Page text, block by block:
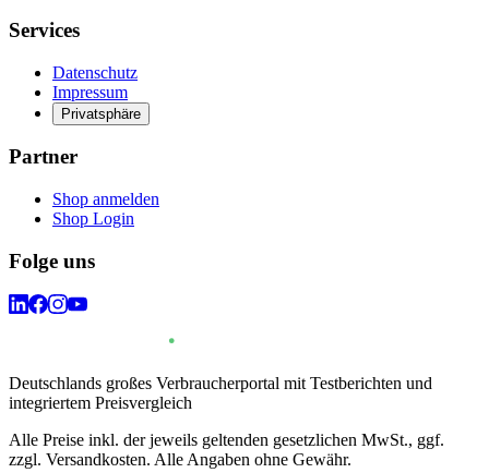
Services
Datenschutz
Impressum
Privatsphäre
Partner
Shop anmelden
Shop Login
Folge uns
Deutschlands großes Verbraucherportal mit Testberichten und
integriertem Preisvergleich
Alle Preise inkl. der jeweils geltenden gesetzlichen MwSt., ggf.
zzgl. Versandkosten. Alle Angaben ohne Gewähr.